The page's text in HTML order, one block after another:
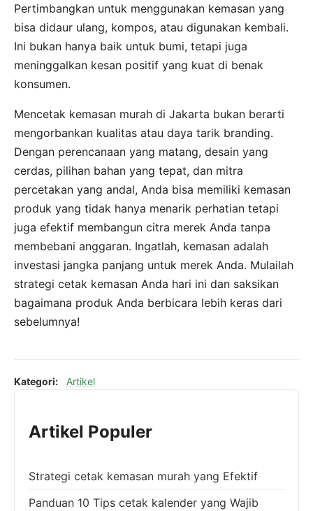
Pertimbangkan untuk menggunakan kemasan yang
bisa didaur ulang, kompos, atau digunakan kembali.
Ini bukan hanya baik untuk bumi, tetapi juga
meninggalkan kesan positif yang kuat di benak
konsumen.
Mencetak kemasan murah di Jakarta bukan berarti
mengorbankan kualitas atau daya tarik branding.
Dengan perencanaan yang matang, desain yang
cerdas, pilihan bahan yang tepat, dan mitra
percetakan yang andal, Anda bisa memiliki kemasan
produk yang tidak hanya menarik perhatian tetapi
juga efektif membangun citra merek Anda tanpa
membebani anggaran. Ingatlah, kemasan adalah
investasi jangka panjang untuk merek Anda. Mulailah
strategi cetak kemasan Anda hari ini dan saksikan
bagaimana produk Anda berbicara lebih keras dari
sebelumnya!
Kategori: Artikel
Artikel Populer
Strategi cetak kemasan murah yang Efektif
Panduan 10 Tips cetak kalender yang Wajib